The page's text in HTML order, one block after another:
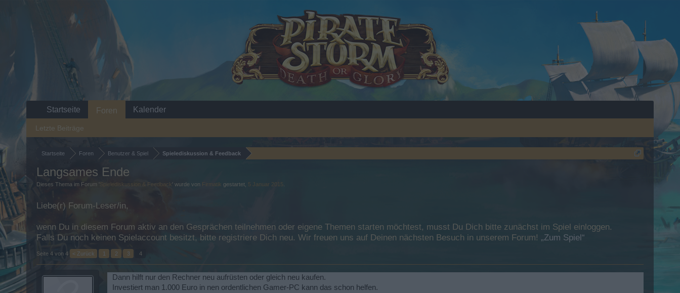
Startseite Foren Benutzer & Spiel Spielediskussion & Feedback
Langsames Ende
Dieses Thema im Forum ' Spielediskussion & Feedback' wurde von Firmatik gestartet, 5 Januar 2015
Liebe(r) Forum-Leser/in,
wenn Du in diesem Forum aktiv an den Gesprächen teilnehmen oder eigene Themen starten möchtest, musst Du Dich bitte zunächst im Spiel einloggen.
Falls Du noch keinen Spielaccount besitzt, bitte registriere Dich neu. Wir freuen uns auf Deinen nächsten Besuch in unserem Forum! „Zum Spiel“
Seite 4 von 4 < Zurück 1 2 3 4
Dann hilft nur den Rechner neu aufrüsten oder gleich neu kaufen.
Investiert man 1.000 Euro in nen ordentlichen Gamer-PC kann das schon helfen.
Startseite Foren
Letzte Beiträge
Kalender